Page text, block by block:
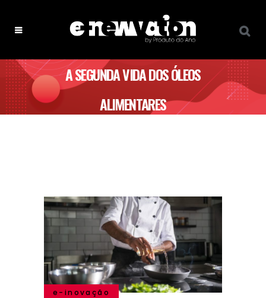
A SEGUNDA VIDA DOS ÓLEOS
ALIMENTARES
e-inovação